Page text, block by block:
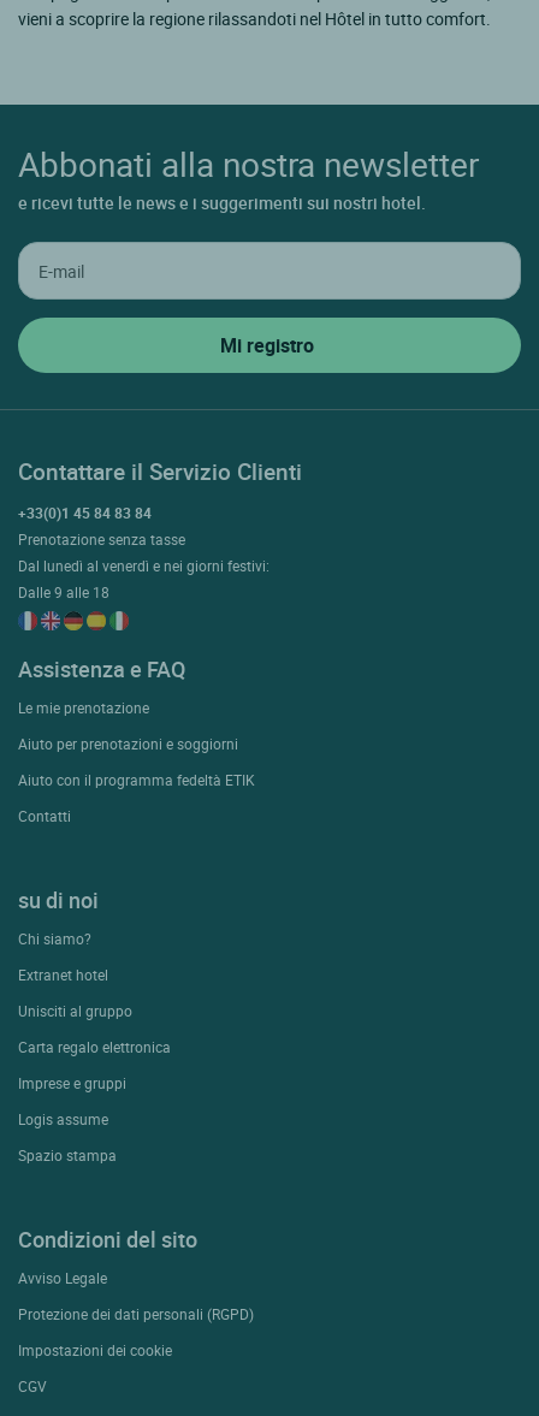
vieni a scoprire la regione rilassandoti nel Hôtel in tutto comfort.
Abbonati alla nostra newsletter
e ricevi tutte le news e i suggerimenti sui nostri hotel.
Contattare il Servizio Clienti
+33(0)1 45 84 83 84
Prenotazione senza tasse
Dal lunedì al venerdì e nei giorni festivi:
Dalle 9 alle 18
Assistenza e FAQ
Le mie prenotazione
Aiuto per prenotazioni e soggiorni
Aiuto con il programma fedeltà ETIK
Contatti
su di noi
Chi siamo?
Extranet hotel
Unisciti al gruppo
Carta regalo elettronica
Imprese e gruppi
Logis assume
Spazio stampa
Condizioni del sito
Avviso Legale
Protezione dei dati personali (RGPD)
Impostazioni dei cookie
CGV